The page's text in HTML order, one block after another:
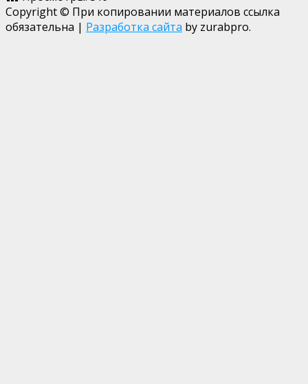
Copyright © При копировании материалов ссылка
обязательна | Разработка сайта by zurabpro.